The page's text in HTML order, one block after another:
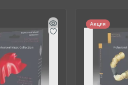
Акция